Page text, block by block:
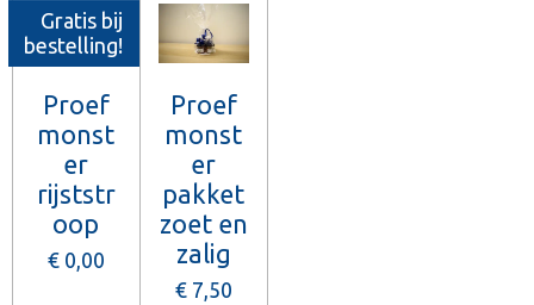
Gratis bij
bestelling!
Proef
monst
er
rijststr
oop
€ 0,00
Proef
monst
er
pakket
zoet en
zalig
€ 7,50